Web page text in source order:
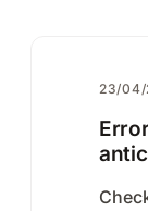
23/04/